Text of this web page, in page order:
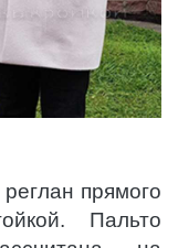
прямого
Пальто